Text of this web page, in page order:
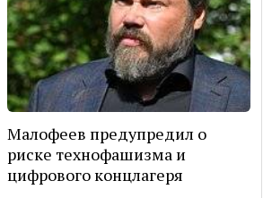
Малофеев предупредил о
риске технофашизма и
цифрового концлагеря